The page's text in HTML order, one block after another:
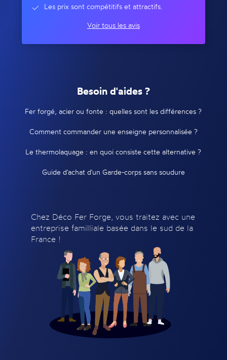
Les prix sont compétitifs et attractifs.
Voir tous les avis
Besoin d'aides ?
Fer forgé, acier ou fonte : quelles sont les différences ?
Comment commander une enseigne personnalisée ?
Le thermolaquage : en quoi consiste cette alternative ?
Guide d'achat d'un Garde-corps sans soudure
Chez Déco Fer Forge, vous traitez avec une
entreprise familliale basée dans le sud de la
France !